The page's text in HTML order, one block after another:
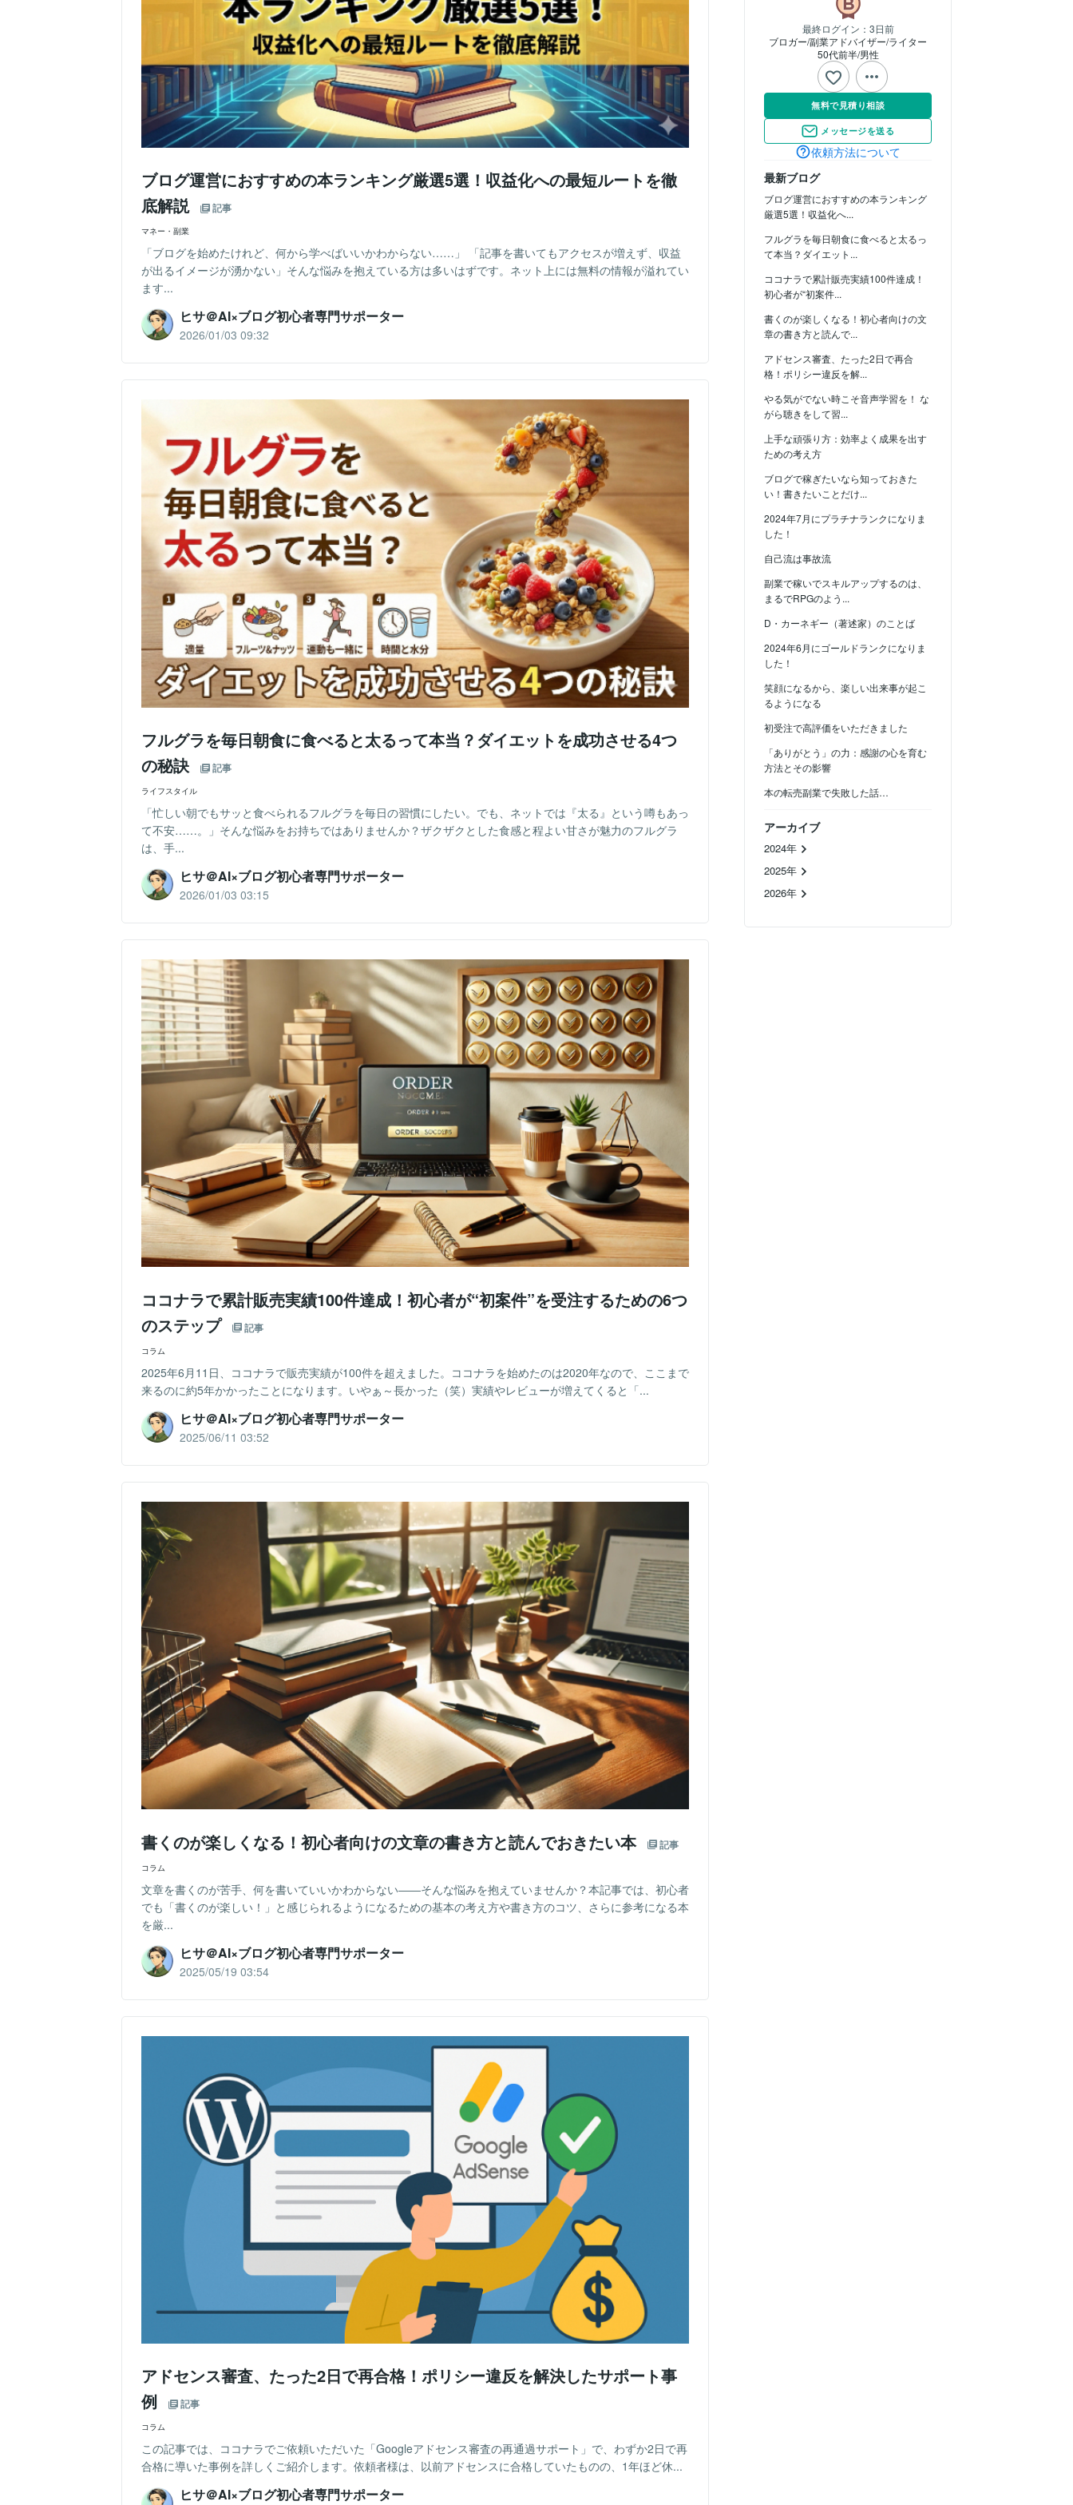
最終ログイン： 3日前
ブロガー/副業アドバイザー/ライター
50代前半男性
無料で見積り相談
メッセージを送る
依頼方法について
最新ブログ
ブログ運営におすすめの本ランキング
厳選5選！収益化へ...
フルグラを毎日朝食に食べると太るっ
て本当？ダイエット...
ココナラで累計販売実績100件達成！
初心者が“初案件...
書くのが楽しくなる！初心者向けの文
章の書き方と読んで...
アドセンス審査、たった2日で再合
格！ポリシー違反を解...
やる気がでない時こそ音声学習を！ な
がら聴きをして習...
上手な頑張り方：効率よく成果を出す
ための考え方
ブログで稼ぎたいなら知っておきた
い！書きたいことだけ...
2024年7月にプラチナランクになりま
した！
自己流は事故流
副業で稼いでスキルアップするのは、
まるでRPGのよう...
D・カーネギー（著述家）のことば
2024年6月にゴールドランクになりま
した！
笑顔になるから、楽しい出来事が起こ
るようになる
初受注で高評価をいただきました
「ありがとう」の力：感謝の心を育む
方法とその影響
本の転売副業で失敗した話…
アーカイブ
2024年
2025年
2026年
ブログ運営におすすめの本ランキング厳選5選！収益化への最短ルートを徹
底解説
記事
マネー・副業
「ブログを始めたけれど、何から学べばいいかわからない……」 「記事を書いてもアクセスが増えず、収益
が出るイメージが湧かない」そんな悩みを抱えている方は多いはずです。ネット上には無料の情報が溢れてい
ます...
ヒサ＠AI×ブログ初心者専門サポーター
2026/01/03 09:32
フルグラを毎日朝食に食べると太るって本当？ダイエットを成功させる4つ
の秘訣
記事
ライフスタイル
「忙しい朝でもサッと食べられるフルグラを毎日の習慣にしたい。でも、ネットでは『太る』という噂もあっ
て不安……。」そんな悩みをお持ちではありませんか？ザクザクとした食感と程よい甘さが魅力のフルグラ
は、手...
ヒサ＠AI×ブログ初心者専門サポーター
2026/01/03 03:15
ココナラで累計販売実績100件達成！初心者が“初案件”を受注するための6つ
のステップ
記事
コラム
2025年6月11日、ココナラで販売実績が100件を超えました。ココナラを始めたのは2020年なので、ここまで
来るのに約5年かかったことになります。いやぁ～長かった（笑）実績やレビューが増えてくると「...
ヒサ＠AI×ブログ初心者専門サポーター
2025/06/11 03:52
書くのが楽しくなる！初心者向けの文章の書き方と読んでおきたい本 記事
コラム
文章を書くのが苦手、何を書いていいかわからない――そんな悩みを抱えていませんか？本記事では、初心者
でも「書くのが楽しい！」と感じられるようになるための基本の考え方や書き方のコツ、さらに参考になる本
を厳...
ヒサ＠AI×ブログ初心者専門サポーター
2025/05/19 03:54
アドセンス審査、たった2日で再合格！ポリシー違反を解決したサポート事
例
記事
コラム
この記事では、ココナラでご依頼いただいた「Googleアドセンス審査の再通過サポート」で、わずか2日で再
合格に導いた事例を詳しくご紹介します。依頼者様は、以前アドセンスに合格していたものの、1年ほど休...
ヒサ＠AI×ブログ初心者専門サポーター